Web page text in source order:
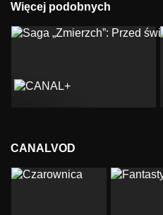
Więcej podobnych
CANALVOD